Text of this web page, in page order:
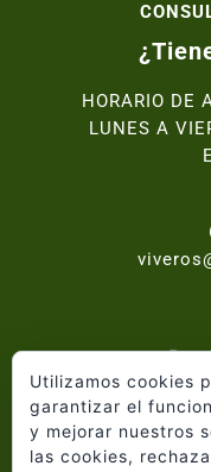
HORARIO DE
LUNES A
Ctra. Abanilla -
Utilizamos cookies
garantizar el
y mejorar nuestros
las cookies,